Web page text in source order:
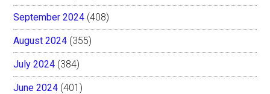
September 2024 (408)
August 2024 (355)
July 2024 (384)
June 2024 (401)